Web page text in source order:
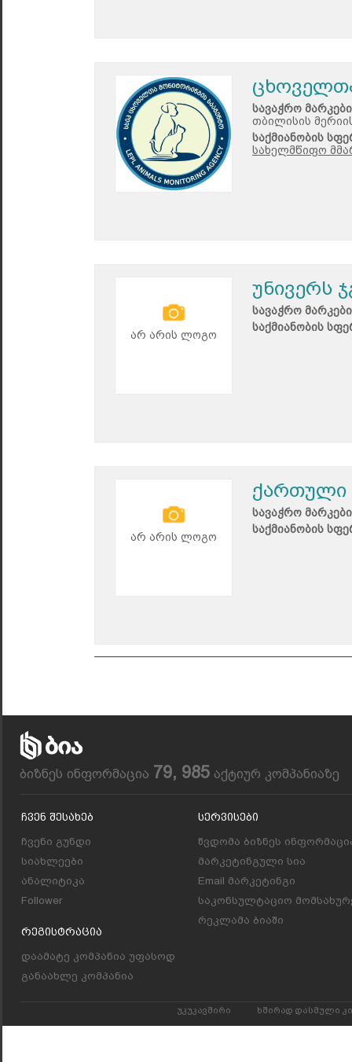
სავაჭრო
თბილისის
საქმიანობის
სახელმწიფო
არ არის ლოგო
უნივერს
სავაჭრო
საქმიანობის
არ არის ლოგო
ქართული
სავაჭრო
საქმიანობის
ბიზნეს ინფორმაცია 79, 985 აქტიურ კომპანიაზე
Ჩვენ Შესახებ
ჩვენი გუნდი
სიახლეები
ანალიტიკა
Follower
Რეგისტრაცია
დაამატე კომპანია უფასოდ
განაახლე კომპანია
Სერვისები
წვდომა ბიზნეს
მარკეტინგული სია
Email მარკეტინგი
საკონსულტაციო
რეკლამა ბიაში
უკუკავშირი ხშირად დასმული